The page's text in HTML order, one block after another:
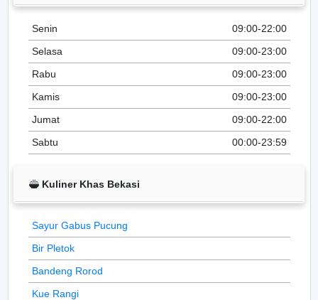
Senin
09:00-22:00
Selasa
09:00-23:00
Rabu
09:00-23:00
Kamis
09:00-23:00
Jumat
09:00-22:00
Sabtu
00:00-23:59
Kuliner Khas Bekasi
Sayur Gabus Pucung
Bir Pletok
Bandeng Rorod
Kue Rangi